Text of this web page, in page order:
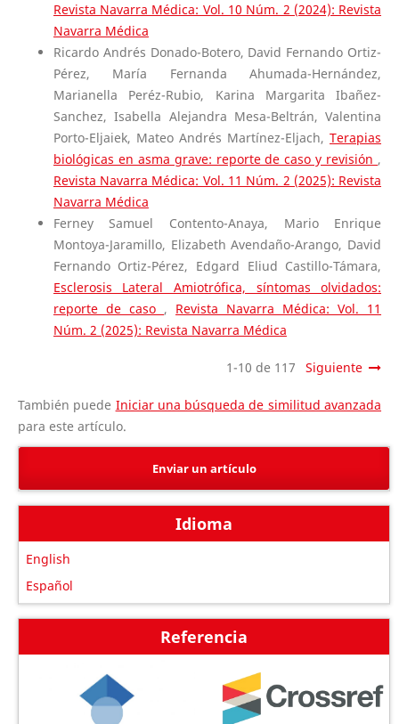
Revista Navarra Médica: Vol. 10 Núm. 2 (2024): Revista
Navarra Médica
Ricardo Andrés Donado-Botero, David Fernando Ortiz-
Pérez, María Fernanda Ahumada-Hernández,
Marianella Peréz-Rubio, Karina Margarita Ibañez-
Sanchez, Isabella Alejandra Mesa-Beltrán, Valentina
Porto-Eljaiek, Mateo Andrés Martínez-Eljach,Terapias
biológicas en asma grave: reporte de caso y revisión ,
Revista Navarra Médica: Vol. 11 Núm. 2 (2025): Revista
Navarra Médica
Ferney Samuel Contento-Anaya, Mario Enrique
Montoya-Jaramillo, Elizabeth Avendaño-Arango, David
Fernando Ortiz-Pérez, Edgard Eliud Castillo-Támara,
Esclerosis Lateral Amiotrófica, síntomas olvidados:
reporte de caso , Revista Navarra Médica: Vol. 11
Núm. 2 (2025): Revista Navarra Médica
1-10 de 117 Siguiente
También puede Iniciar una búsqueda de similitud avanzada
para este artículo.
Enviar un artículo
Idioma
English
Español
Referencia